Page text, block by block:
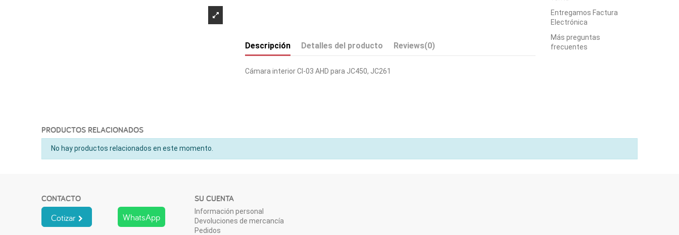
Descripción Detalles del producto Reviews(0)
Cámara interior CI-03 AHD para JC450, JC261
Entregamos Factura
Electrónica
Más preguntas
frecuentes
PRODUCTOS RELACIONADOS
No hay productos relacionados en este momento.
CONTACTO
Cotizar WhatsApp
SU CUENTA
Información personal
Devoluciones de mercancía
Pedidos